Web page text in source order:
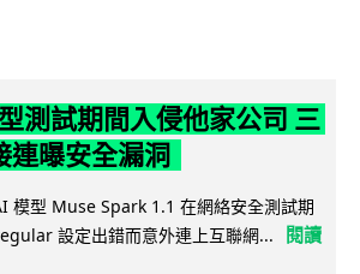
測試期間入侵他家公司 三
連曝安全漏洞
模型 Muse Spark 1.1 在網絡安全測試期
設定出錯而意外連上互聯網...
閱讀